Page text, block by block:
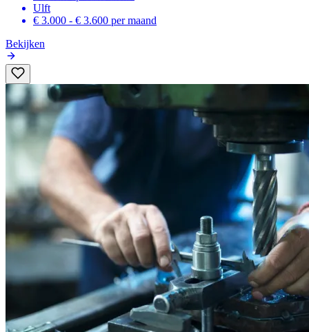
Ulft
€ 3.000 - € 3.600 per maand
Bekijken